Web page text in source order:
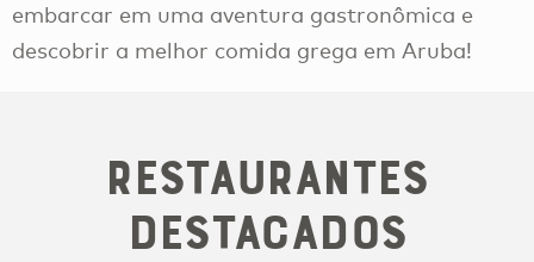
embarcar em uma aventura gastronômica e
descobrir a melhor comida grega em Aruba!
Restaurantes
destacados